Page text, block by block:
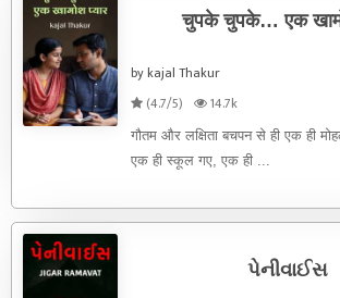
चुपके चुपके… एक
by kajal Thakur
(4.7/5)
14.7k
गौतम और लक्षिता बचपन से ही एक ही
एक ही स्कूल गए, एक ही ...
પેનીવાઈસ